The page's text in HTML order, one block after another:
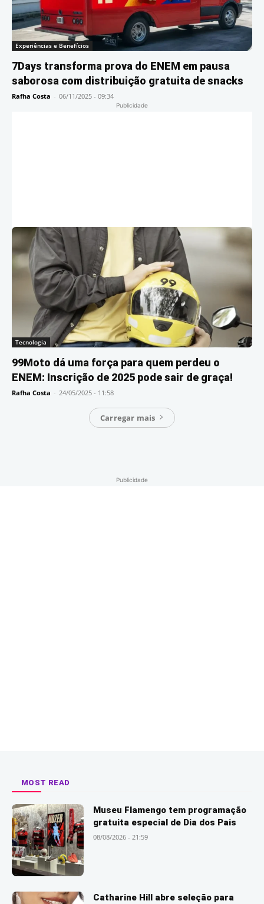
Experiências e Benefícios
7Days transforma prova do ENEM em pausa
saborosa com distribuição gratuita de snacks
Rafha Costa - 06/11/2025 - 09:34
Publicidade
Tecnologia
99Moto dá uma força para quem perdeu o
ENEM: Inscrição de 2025 pode sair de graça!
Rafha Costa - 24/05/2025 - 11:58
Carregar mais
Publicidade
MOST READ
Museu Flamengo tem programação
gratuita especial de Dia dos Pais
08/08/2026 - 21:59
Catharine Hill abre seleção para